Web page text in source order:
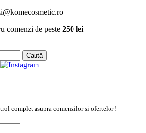
comenzi de peste 250 lei
Caută
complet asupra comenzilor si ofertelor !